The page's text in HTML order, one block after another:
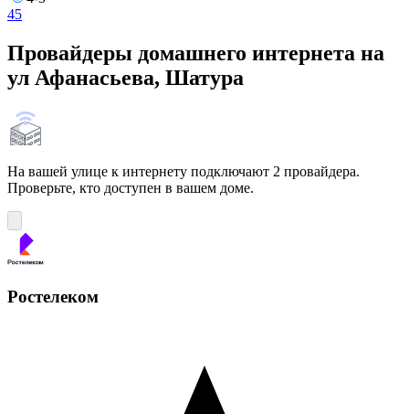
45
Провайдеры домашнего интернета на
ул Афанасьева, Шатура
На вашей улице к интернету подключают 2 провайдера.
Проверьте, кто доступен в вашем доме.
Ростелеком